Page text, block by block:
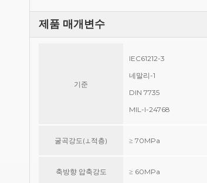
제품 매개변수
기준
IEC61212-3
네말리-1
DIN 7735
MIL-I-24768
굴곡강도(⊥적층) ≥ 70MPa
축방향 압축강도 ≥ 60MPa